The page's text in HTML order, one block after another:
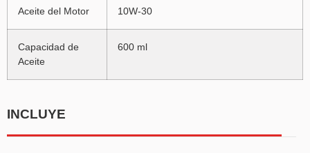
Aceite del Motor 10W-30
Capacidad de
Aceite
600 ml
INCLUYE